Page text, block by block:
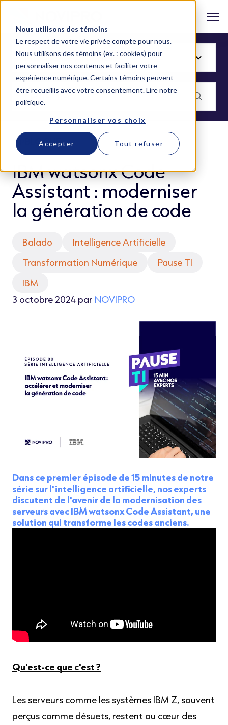
Nous utilisons des témoins
Le respect de votre vie privée compte pour nous.
Nous utilisons des témoins (ex. : cookies) pour
personnaliser nos contenus et faciliter votre
expérience numérique. Certains témoins peuvent
être recueillis avec votre consentement.Lire notre
politique.
Personnaliser vos choix
Accepter Tout refuser
BLOGUE
IBM watsonx Code
Assistant : moderniser
la génération de code
Balado
Intelligence Artificielle
Transformation Numérique
Pause TI
IBM
3 octobre 2024 par NOVIPRO
Dans ce premier épisode de 15 minutes de notre
série sur l'intelligence artificielle, nos experts
discutent de l'avenir de la modernisation des
serveurs avec IBM watsonx Code Assistant, une
solution qui transforme les codes anciens.
Qu'est-ce que c'est ?
Les serveurs comme les systèmes IBM Z, souvent
perçus comme désuets, restent au cœur des